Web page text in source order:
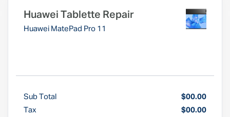
Huawei Tablette Repair
Huawei MatePad Pro 11
Sub Total
$00.00
Tax
$00.00